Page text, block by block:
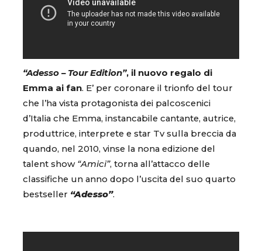
“Adesso – Tour Edition”, il nuovo regalo di
Emma ai fan. E’ per coronare il trionfo del tour
che l’ha vista protagonista dei palcoscenici
d’Italia che Emma, instancabile cantante, autrice,
produttrice, interprete e star Tv sulla breccia da
quando, nel 2010, vinse la nona edizione del
talent show “Amici”, torna all’attacco delle
classifiche un anno dopo l’uscita del suo quarto
bestseller “Adesso”.